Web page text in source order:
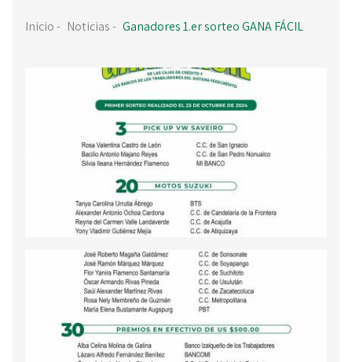
Inicio- Noticias- Ganadores 1.er sorteo GANA FÁCIL